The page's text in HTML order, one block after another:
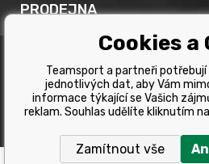
Reklamace
Tabulka velikostí kol
Tabulka velikosti bot
Tabulka velikostí oblečení
Kontakt
Ochrana osobních údajů
PRODEJNA
Dlouhá 1228/44C
Havířov
Copyright © 2019 Team Sport
Cookies a
Teamsport a partneři potřebují
jednotlivých dat, aby Vám
informace týkající se Vašich
reklam. Souhlas udělíte kliknutím
Zamítnout vše